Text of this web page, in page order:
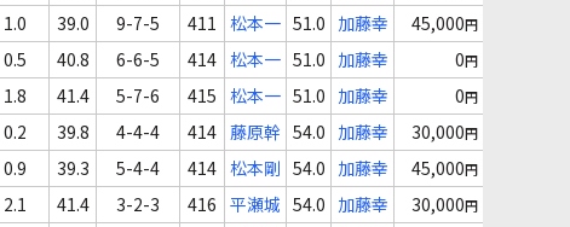
1.0 39.0 9-7-5 411 松本一 51.0 加藤幸 45,000円
0.5 40.8 6-6-5 414 松本一 51.0 加藤幸 0円
1.8 41.4 5-7-6 415 松本一 51.0 加藤幸 0円
0.2 39.8 4-4-4 414 藤原幹 54.0 加藤幸 30,000円
0.9 39.3 5-4-4 414 松本剛 54.0 加藤幸 45,000円
2.1 41.4 3-2-3 416 平瀬城 54.0 加藤幸 30,000円